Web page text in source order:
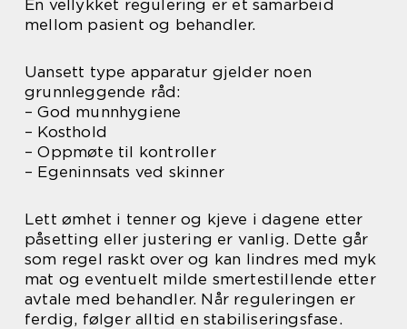
En vellykket regulering er et samarbeid
mellom pasient og behandler.
Uansett type apparatur gjelder noen
grunnleggende råd:
– God munnhygiene
– Kosthold
– Oppmøte til kontroller
– Egeninnsats ved skinner
Lett ømhet i tenner og kjeve i dagene etter
påsetting eller justering er vanlig. Dette går
som regel raskt over og kan lindres med myk
mat og eventuelt milde smertestillende etter
avtale med behandler. Når reguleringen er
ferdig, følger alltid en stabiliseringsfase.